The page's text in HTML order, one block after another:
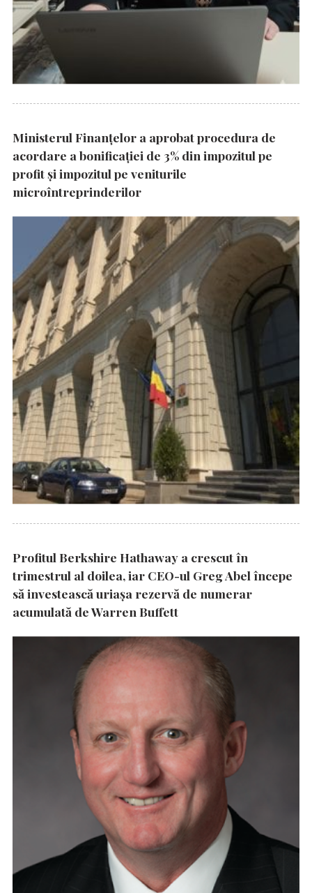
Ministerul Finanțelor a aprobat procedura de
acordare a bonificației de 3% din impozitul pe
profit și impozitul pe veniturile
microîntreprinderilor
Profitul Berkshire Hathaway a crescut în
trimestrul al doilea, iar CEO-ul Greg Abel începe
să investească uriașa rezervă de numerar
acumulată de Warren Buffett